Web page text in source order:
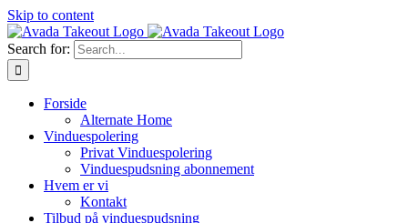
Skip to content
Search for:
Forside
Alternate Home
Vinduespolering
Privat Vinduespolering
Vinduespudsning abonnement
Hvem er vi
Kontakt
Tilbud på vinduespudsning